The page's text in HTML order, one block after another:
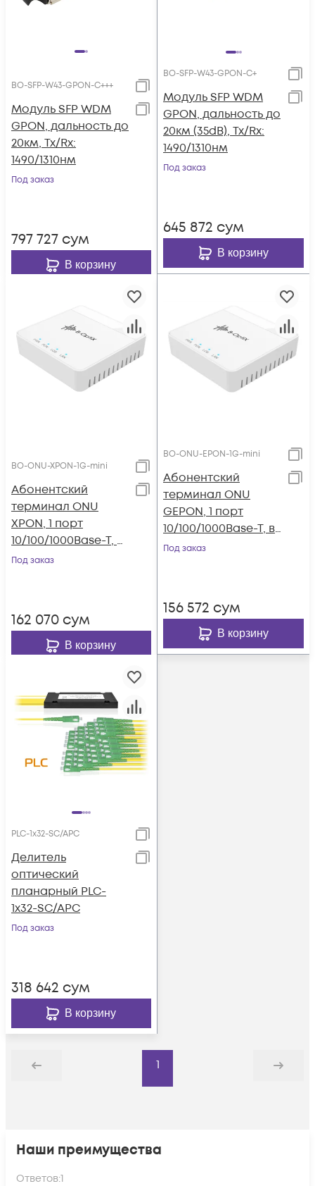
BO-SFP-W43-GPON-C+++
Модуль SFP WDM
GPON, дальность до
20км, Tx/Rx:
1490/1310нм
Под заказ
797 727 сум
В корзину
BO-SFP-W43-GPON-C+
Модуль SFP WDM
GPON, дальность до
20км (35dB), Tx/Rx:
1490/1310нм
Под заказ
645 872 сум
В корзину
BO-ONU-XPON-1G-mini
Абонентский
терминал ONU
XPON, 1 порт
10/100/1000Base-T, в
мини корпусе.
Под заказ
162 070 сум
В корзину
BO-ONU-EPON-1G-mini
Абонентский
терминал ONU
GEPON, 1 порт
10/100/1000Base-T, в
мини корпусе
Под заказ
156 572 сум
В корзину
PLC-1x32-SC/APC
Делитель
оптический
планарный PLC-
1x32-SC/APC
Под заказ
318 642 сум
В корзину
Назад
1
Дальше
Наши преимущества
Ответов:1